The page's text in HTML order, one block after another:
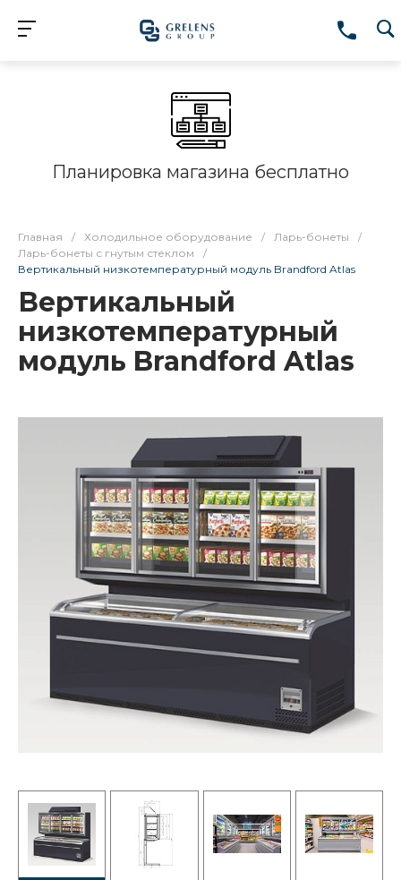
Планировка магазина бесплатно
Главная / Холодильное оборудование / Ларь-бонеты
/
Ларь-бонеты с гнутым стеклом
/
Вертикальный низкотемпературный модуль Brandford Atlas
Вертикальный
низкотемпературный
модуль Brandford Atlas